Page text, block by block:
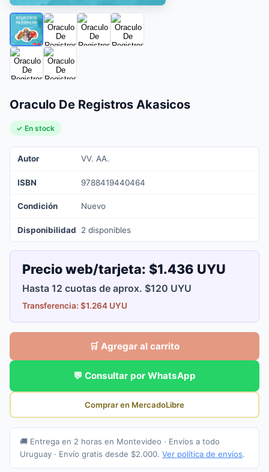
Oraculo De Registros Akasicos
✓ En stock
Autor VV. AA.
ISBN 9788419440464
Condición Nuevo
Disponibilidad 2 disponibles
Precio web/tarjeta: $1.436 UYU
Hasta 12 cuotas de aprox. $120 UYU
Transferencia: $1.264 UYU
🛒 Agregar al carrito
💬 Consultar por WhatsApp
Comprar en MercadoLibre
🚚 Entrega en 2 horas en Montevideo · Envíos a todo
Uruguay · Envío gratis desde $2.000. Ver política de envíos.